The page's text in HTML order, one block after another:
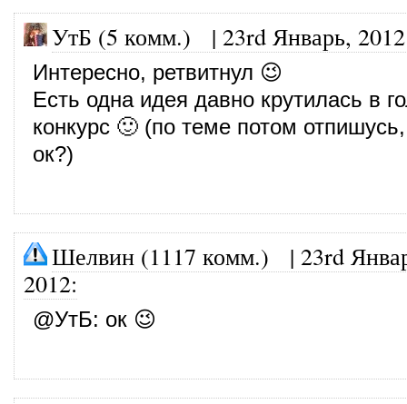
УтБ (5 комм.) | 23rd Январь, 2012
Интересно, ретвитнул 😉
Есть одна идея давно крутилась в
конкурс 🙂 (по теме потом
ок?)
Шелвин (1117 комм.) | 23rd
2012:
@УтБ: ок 😉